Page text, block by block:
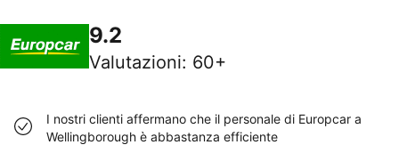
9.2
Valutazioni: 60+
I nostri clienti affermano che il personale di Europcar a
Wellingborough è abbastanza efficiente